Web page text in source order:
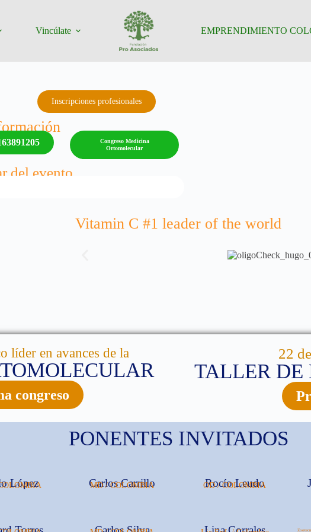
Vincúlate EMPRENDIMIENTO
Inscripciones profesionales
Congreso Medicina
Ortomolecular
del evento
Vitamin C #1 leader of the world
líder en avances de la
congreso
22
TALLER DE
PONENTES INVITADOS
López Carlos Carrillo
MD / COLOMBIA Rocío Leudo
OD / COLOMBIA